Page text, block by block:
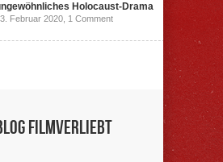
Holocaust-Drama
Februar 2020, 1 Comment
filmverliebt